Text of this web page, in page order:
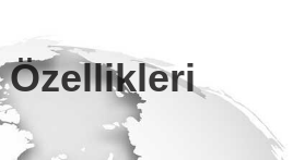
Özellikleri